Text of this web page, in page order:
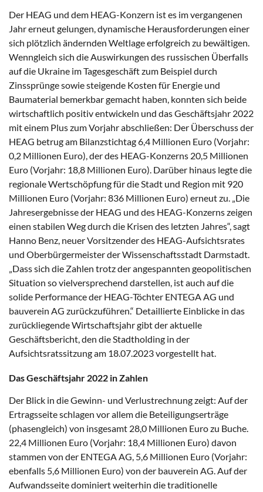
Der HEAG und dem HEAG-Konzern ist es im vergangenen
Jahr erneut gelungen, dynamische Herausforderungen einer
sich plötzlich ändernden Weltlage erfolgreich zu bewältigen.
Wenngleich sich die Auswirkungen des russischen Überfalls
auf die Ukraine im Tagesgeschäft zum Beispiel durch
Zinssprünge sowie steigende Kosten für Energie und
Baumaterial bemerkbar gemacht haben, konnten sich beide
wirtschaftlich positiv entwickeln und das Geschäftsjahr 2022
mit einem Plus zum Vorjahr abschließen: Der Überschuss der
HEAG betrug am Bilanzstichtag 6,4 Millionen Euro (Vorjahr:
0,2 Millionen Euro), der des HEAG-Konzerns 20,5 Millionen
Euro (Vorjahr: 18,8 Millionen Euro). Darüber hinaus legte die
regionale Wertschöpfung für die Stadt und Region mit 920
Millionen Euro (Vorjahr: 836 Millionen Euro) erneut zu. „Die
Jahresergebnisse der HEAG und des HEAG-Konzerns zeigen
einen stabilen Weg durch die Krisen des letzten Jahres“, sagt
Hanno Benz, neuer Vorsitzender des HEAG-Aufsichtsrates
und Oberbürgermeister der Wissenschaftsstadt Darmstadt.
„Dass sich die Zahlen trotz der angespannten geopolitischen
Situation so vielversprechend darstellen, ist auch auf die
solide Performance der HEAG-Töchter ENTEGA AG und
bauverein AG zurückzuführen.“ Detaillierte Einblicke in das
zurückliegende Wirtschaftsjahr gibt der aktuelle
Geschäftsbericht, den die Stadtholding in der
Aufsichtsratssitzung am 18.07.2023 vorgestellt hat.
Das Geschäftsjahr 2022 in Zahlen
Der Blick in die Gewinn- und Verlustrechnung zeigt: Auf der
Ertragsseite schlagen vor allem die Beteiligungserträge
(phasengleich) von insgesamt 28,0 Millionen Euro zu Buche.
22,4 Millionen Euro (Vorjahr: 18,4 Millionen Euro) davon
stammen von der ENTEGA AG, 5,6 Millionen Euro (Vorjahr:
ebenfalls 5,6 Millionen Euro) von der bauverein AG. Auf der
Aufwandsseite dominiert weiterhin die traditionelle